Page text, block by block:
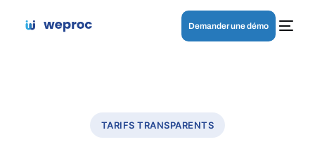
Demander une démo
TARIFS TRANSPARENTS